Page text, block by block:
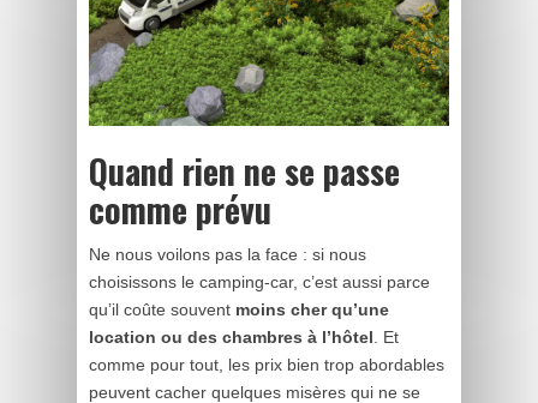
Quand rien ne se passe
comme prévu
Ne nous voilons pas la face : si nous
choisissons le camping-car, c’est aussi parce
qu’il coûte souvent moins cher qu’une
location ou des chambres à l’hôtel . Et
comme pour tout, les prix bien trop abordables
peuvent cacher quelques misères qui ne se